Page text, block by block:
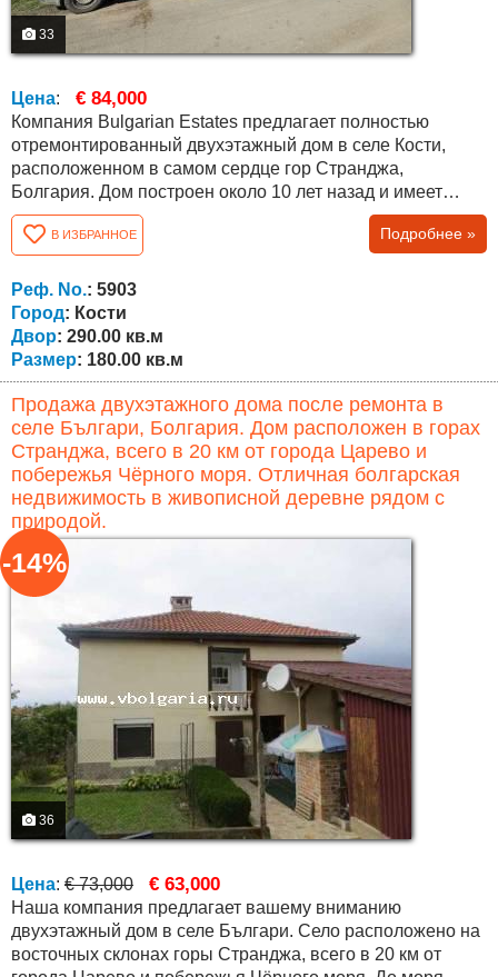
33
Цена: € 84,000
Компания Bulgarian Estates предлагает полностью
отремонтированный двухэтажный дом в селе Кости,
расположенном в самом сердце гор Странджа,
Болгария. Дом построен около 10 лет назад и имеет
железобетонные перекрытия между этажами и внешнюю
теплоизоляцию — отличный выбор для тех, кто ищет
качественную недвижимость в Болгарии. Общая
площадь дома составляет около 180 кв.м, планировка
В ИЗБРАННОЕ Подробнее »
Реф. No.: 5903
Город: Кости
Двор: 290.00 кв.м
Размер: 180.00 кв.м
Продажа двухэтажного дома после ремонта в
селе Българи, Болгария. Дом расположен в горах
Странджа, всего в 20 км от города Царево и
побережья Чёрного моря. Отличная болгарская
недвижимость в живописной деревне рядом с
природой.
36
-14%
Цена: € 73,000 € 63,000
Наша компания предлагает вашему вниманию
двухэтажный дом в селе Българи. Село расположено на
восточных склонах горы Странджа, всего в 20 км от